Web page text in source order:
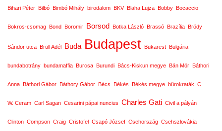
Bihari Péter Bilbó Bimbó Mihály birodalom BKV Blaha Lujza Bobby Bocaccio
Bokros-csomag Bond Boromir Borsod Botka László Brassó Brazília Bródy
Sándor utca Brüll Adél Buda Budapest Bukarest Bulgária
bundabotrány bundamaffia Burcsa Burundi Bács-Kiskun megye Bán Mór Báthori
Anna Báthori Gábor Báthory Gábor Bécs Békés Békés megye bürokraták C.
W. Ceram Carl Sagan Cesarini pápai nuncius Charles Gati Civil a pályán
Clinton Compson Craig Cristofel Csapó József Csehország Csehszlovákia